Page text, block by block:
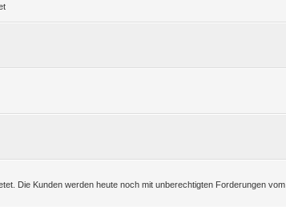
Die Kunden werden heute noch mit unberechtigten Forderungen vom